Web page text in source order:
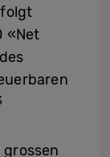
«Net